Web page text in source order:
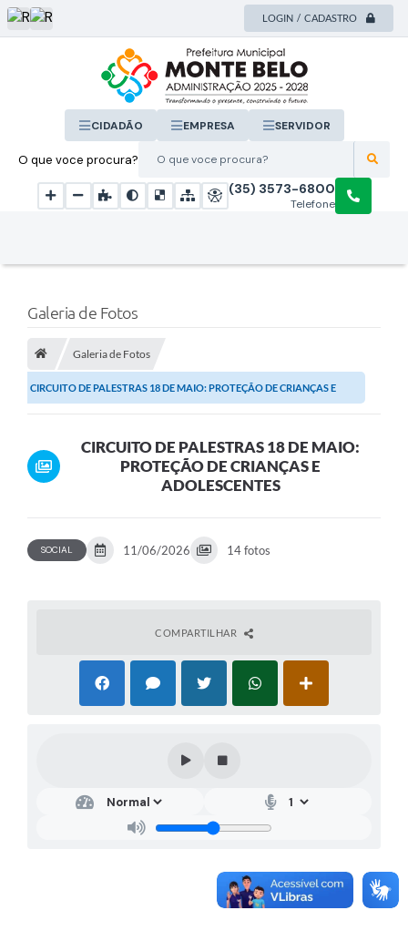
LOGIN / CADASTRO
O que voce procura?
CIDADÃO EMPRESA SERVIDOR
Telefone
(35) 3573-6800
Galeria de Fotos
Galeria de Fotos
CIRCUITO DE PALESTRAS 18 DE MAIO: PROTEÇÃO DE CRIANÇAS E
CIRCUITO DE PALESTRAS 18 DE MAIO:
PROTEÇÃO DE CRIANÇAS E
ADOLESCENTES
SOCIAL 11/06/2026 14 fotos
COMPARTILHAR